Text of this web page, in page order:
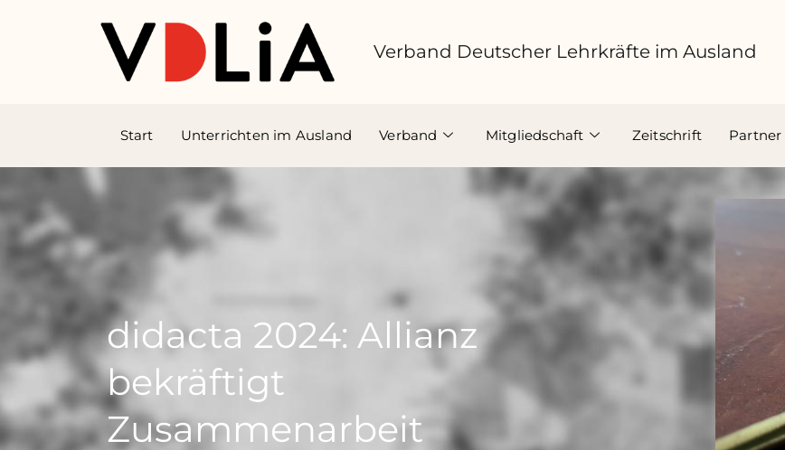
Verband Deutscher Lehrkräfte im Ausland
Start Unterrichten im Ausland Verband Mitgliedschaft Zeitschrift Partner
didacta 2024: Allianz
bekräftigt
Zusammenarbeit